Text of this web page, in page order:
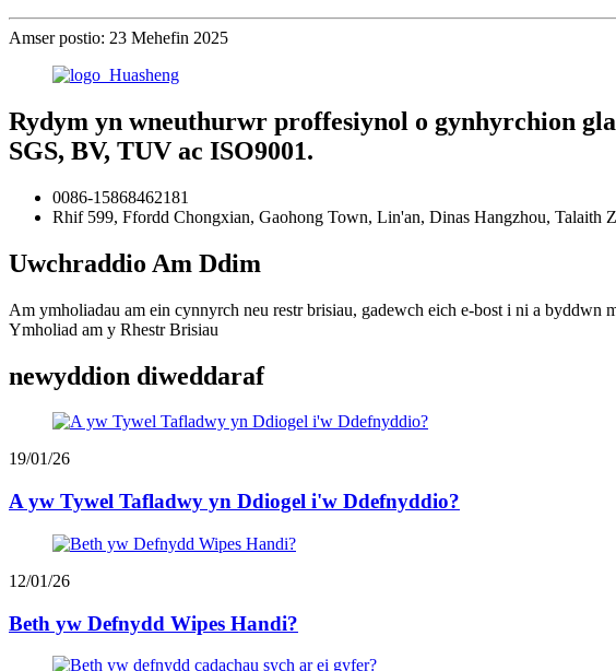
Amser postio: 23 Mehefin 2025
Rydym yn wneuthurwr proffesiynol o gynhyrchion
SGS, BV, TUV ac ISO9001.
0086-15868462181
Rhif 599, Ffordd Chongxian, Gaohong Town, Lin'an, Dinas Hangzhou, Talaith
Uwchraddio Am Ddim
Am ymholiadau am ein cynnyrch neu restr brisiau, gadewch eich e-bost i ni a byddwn
Ymholiad am y Rhestr Brisiau
newyddion diweddaraf
19/01/26
A yw Tywel Tafladwy yn Ddiogel i'w Ddefnyddio?
12/01/26
Beth yw Defnydd Wipes Handi?